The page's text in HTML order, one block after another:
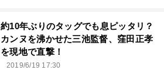
約10年ぶりのタッグでも息ピッタリ？
カンヌを沸かせた三池監督、窪田正孝
を現地で直撃！
2019/6/19 17:30